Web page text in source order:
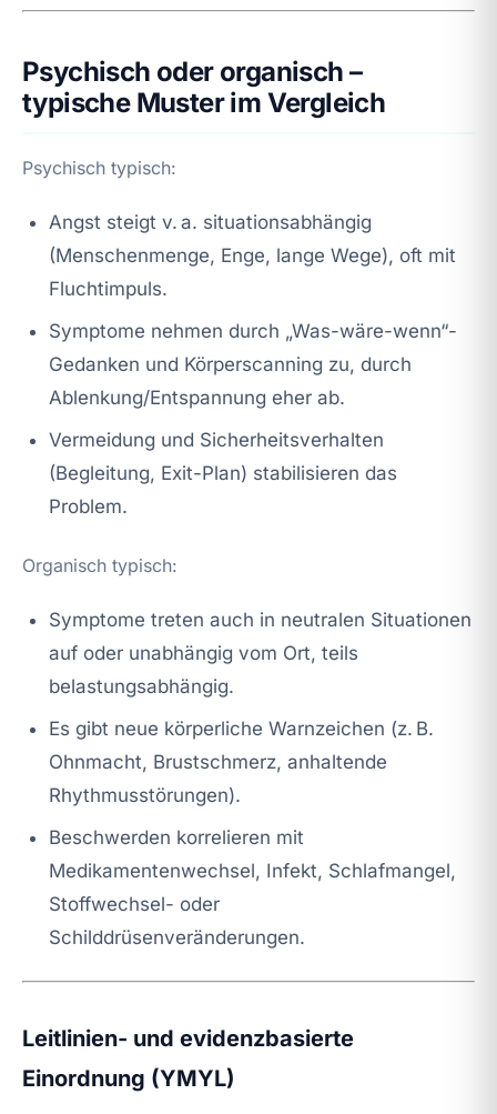
Psychisch oder organisch –
typische Muster im Vergleich
Psychisch typisch:
Angst steigt v. a. situationsabhängig
(Menschenmenge, Enge, lange Wege), oft mit
Fluchtimpuls.
Symptome nehmen durch „Was-wäre-wenn“-
Gedanken und Körperscanning zu, durch
Ablenkung/Entspannung eher ab.
Vermeidung und Sicherheitsverhalten
(Begleitung, Exit-Plan) stabilisieren das
Problem.
Organisch typisch:
Symptome treten auch in neutralen Situationen
auf oder unabhängig vom Ort, teils
belastungsabhängig.
Es gibt neue körperliche Warnzeichen (z. B.
Ohnmacht, Brustschmerz, anhaltende
Rhythmusstörungen).
Beschwerden korrelieren mit
Medikamentenwechsel, Infekt, Schlafmangel,
Stoffwechsel- oder
Schilddrüsenveränderungen.
Leitlinien- und evidenzbasierte
Einordnung (YMYL)